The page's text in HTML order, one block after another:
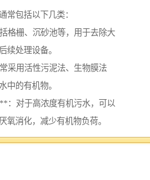
常包括以下几类：
格栅、沉砂池等，用于去除大
续处理设备。
采用活性污泥法、生物膜法
中的有机物。
：对于高浓度有机污水，可以
氧消化，减少有机物负荷。
**：加入絮凝剂，以促进污水
氧、或紫外线进行消毒，确保